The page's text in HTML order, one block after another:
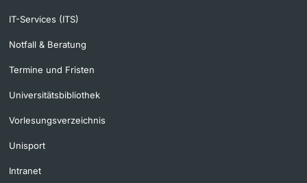
IT-Services (ITS)
Notfall & Beratung
Termine und Fristen
Universitätsbibliothek
Vorlesungsverzeichnis
Unisport
Intranet